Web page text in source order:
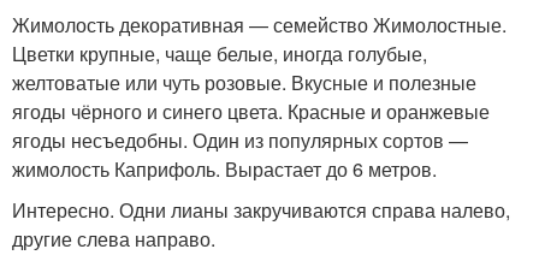
Жимолость декоративная — семейство Жимолостные.
Цветки крупные, чаще белые, иногда голубые,
желтоватые или чуть розовые. Вкусные и полезные
ягоды чёрного и синего цвета. Красные и оранжевые
ягоды несъедобны. Один из популярных сортов —
жимолость Каприфоль. Вырастает до 6 метров.
Интересно. Одни лианы закручиваются справа налево,
другие слева направо.